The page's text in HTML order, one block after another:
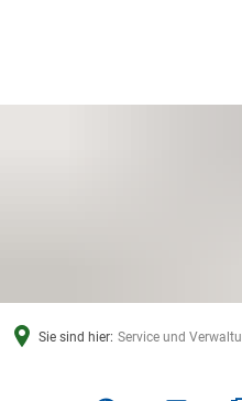
Sie sind hier: Service und